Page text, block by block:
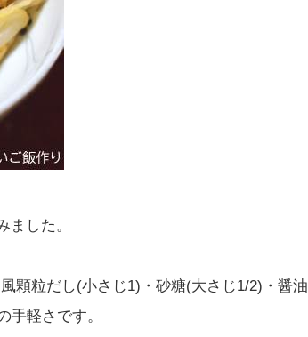
ました。
顆粒だし(小さじ1)・砂糖(大さじ1/2)・醤油
手軽さです。